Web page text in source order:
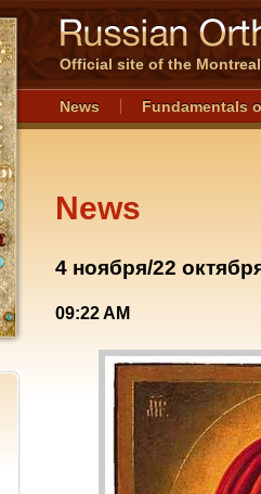
Official site of the
News Fundamentals
News
4 ноября/22
09:22 AM